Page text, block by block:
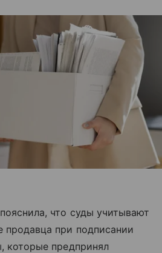
что суды учитывают
продавца при подписании
которые предпринял